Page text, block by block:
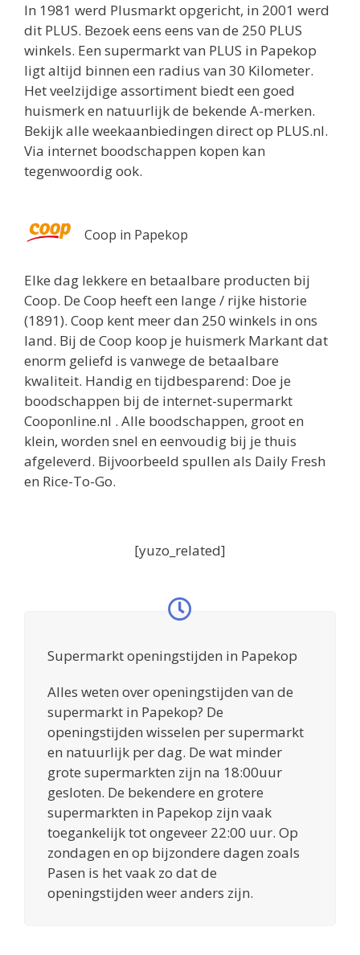
In 1981 werd Plusmarkt opgericht, in 2001 werd
dit PLUS. Bezoek eens eens van de 250 PLUS
winkels. Een supermarkt van PLUS in Papekop
ligt altijd binnen een radius van 30 Kilometer.
Het veelzijdige assortiment biedt een goed
huismerk en natuurlijk de bekende A-merken.
Bekijk alle weekaanbiedingen direct op PLUS.nl.
Via internet boodschappen kopen kan
tegenwoordig ook.
Coop in Papekop
Elke dag lekkere en betaalbare producten bij
Coop. De Coop heeft een lange / rijke historie
(1891). Coop kent meer dan 250 winkels in ons
land. Bij de Coop koop je huismerk Markant dat
enorm geliefd is vanwege de betaalbare
kwaliteit. Handig en tijdbesparend: Doe je
boodschappen bij de internet-supermarkt
Cooponline.nl . Alle boodschappen, groot en
klein, worden snel en eenvoudig bij je thuis
afgeleverd. Bijvoorbeeld spullen als Daily Fresh
en Rice-To-Go.
[yuzo_related]
Supermarkt openingstijden in Papekop
Alles weten over openingstijden van de
supermarkt in Papekop? De
openingstijden wisselen per supermarkt
en natuurlijk per dag. De wat minder
grote supermarkten zijn na 18:00uur
gesloten. De bekendere en grotere
supermarkten in Papekop zijn vaak
toegankelijk tot ongeveer 22:00 uur. Op
zondagen en op bijzondere dagen zoals
Pasen is het vaak zo dat de
openingstijden weer anders zijn.